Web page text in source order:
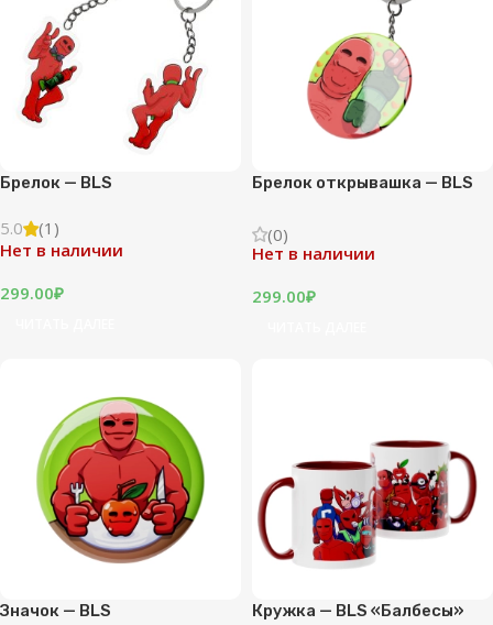
Брелок — BLS
5.0
(1)
Нет в наличии
299.00₽
Брелок открывашка — BLS
(0)
Нет в наличии
299.00₽
Значок — BLS Кружка — BLS «Балбесы»